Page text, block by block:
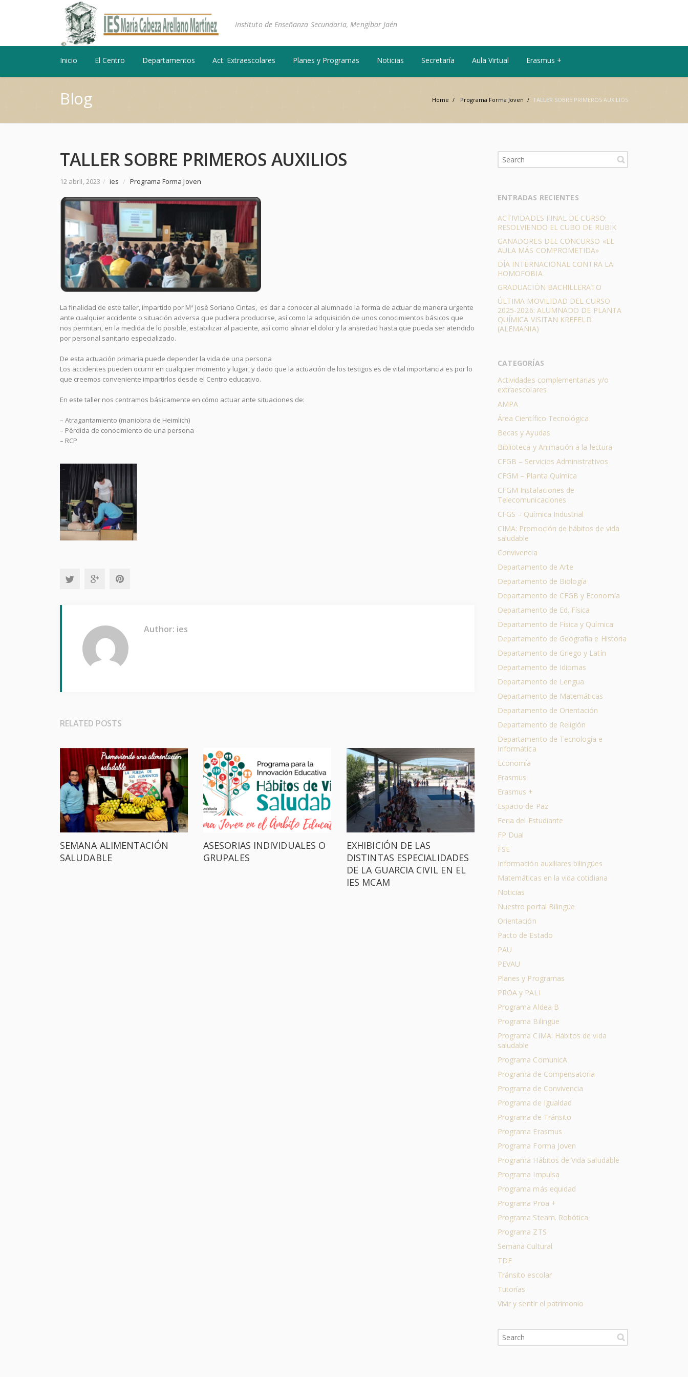
Instituto de Enseñanza Secundaria, Mengíbar Jaén
Inicio El Centro Departamentos Act. Extraescolares Planes y Programas Noticias Secretaría Aula Virtual Erasmus +
Home / Programa Forma Joven / TALLER SOBRE PRIMEROS AUXILIOS
Blog
TALLER SOBRE PRIMEROS AUXILIOS
12 abril, 2023 / ies / Programa Forma Joven
La finalidad de este taller, impartido por Mª José Soriano Cintas, es dar a conocer al alumnado la forma de actuar de manera urgente
ante cualquier accidente o situación adversa que pudiera producirse, así como la adquisición de unos conocimientos básicos que
nos permitan, en la medida de lo posible, estabilizar al paciente, así como aliviar el dolor y la ansiedad hasta que pueda ser atendido
por personal sanitario especializado.
De esta actuación primaria puede depender la vida de una persona
Los accidentes pueden ocurrir en cualquier momento y lugar, y dado que la actuación de los testigos es de vital importancia es por lo
que creemos conveniente impartirlos desde el Centro educativo.
En este taller nos centramos básicamente en cómo actuar ante situaciones de:
– Atragantamiento (maniobra de Heimlich)
– Pérdida de conocimiento de una persona
– RCP
Author: ies
RELATED POSTS
SEMANA ALIMENTACIÓN
SALUDABLE
ASESORIAS INDIVIDUALES O
GRUPALES
EXHIBICIÓN DE LAS
DISTINTAS ESPECIALIDADES
DE LA GUARCIA CIVIL EN EL
IES MCAM
ENTRADAS RECIENTES
ACTIVIDADES FINAL DE CURSO:
RESOLVIENDO EL CUBO DE RUBIK
GANADORES DEL CONCURSO «EL
AULA MÁS COMPROMETIDA»
DÍA INTERNACIONAL CONTRA LA
HOMOFOBIA
GRADUACIÓN BACHILLERATO
ÚLTIMA MOVILIDAD DEL CURSO
2025-2026: ALUMNADO DE PLANTA
QUÍMICA VISITAN KREFELD
(ALEMANIA)
CATEGORÍAS
Actividades complementarias y/o
extraescolares
AMPA
Área Científico Tecnológica
Becas y Ayudas
Biblioteca y Animación a la lectura
CFGB – Servicios Administrativos
CFGM – Planta Química
CFGM Instalaciones de
Telecomunicaciones
CFGS – Química Industrial
CIMA: Promoción de hábitos de vida
saludable
Convivencia
Departamento de Arte
Departamento de Biología
Departamento de CFGB y Economía
Departamento de Ed. Física
Departamento de Física y Química
Departamento de Geografía e Historia
Departamento de Griego y Latín
Departamento de Idiomas
Departamento de Lengua
Departamento de Matemáticas
Departamento de Orientación
Departamento de Religión
Departamento de Tecnología e
Informática
Economía
Erasmus
Erasmus +
Espacio de Paz
Feria del Estudiante
FP Dual
FSE
Información auxiliares bilingües
Matemáticas en la vida cotidiana
Noticias
Nuestro portal Bilingüe
Orientación
Pacto de Estado
PAU
PEVAU
Planes y Programas
PROA y PALI
Programa Aldea B
Programa Bilingüe
Programa CIMA: Hábitos de vida
saludable
Programa ComunicA
Programa de Compensatoria
Programa de Convivencia
Programa de Igualdad
Programa de Tránsito
Programa Erasmus
Programa Forma Joven
Programa Hábitos de Vida Saludable
Programa Impulsa
Programa más equidad
Programa Proa +
Programa Steam. Robótica
Programa ZTS
Semana Cultural
TDE
Tránsito escolar
Tutorías
Vivir y sentir el patrimonio